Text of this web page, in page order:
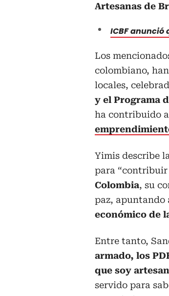
Artesanas de
ICBF anunció
Los
colombiano,
locales,
y el Programa
ha contribuido
Yimis describe
para “contribuir
Colombia, su
paz, apuntando
económico de
Entre tanto,
armado, los
que soy
servido para